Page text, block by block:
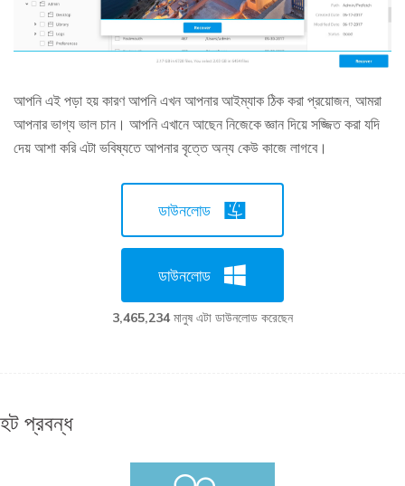
আপনি এই পড়া হয় কারণ আপনি এখন আপনার আইম্যাক ঠিক করা প্রয়োজন, আমরা
আপনার ভাগ্য ভাল চান। আপনি এখানে আছেন নিজেকে জ্ঞান দিয়ে সজ্জিত করা যদি
দেয় আশা করি এটা ভবিষ্যতে আপনার বৃত্তে অন্য কেউ কাজে লাগবে।
ডাউনলোড
ডাউনলোড
3,465,234মানুষ এটা ডাউনলোড করেছেন
হট প্রবন্ধ